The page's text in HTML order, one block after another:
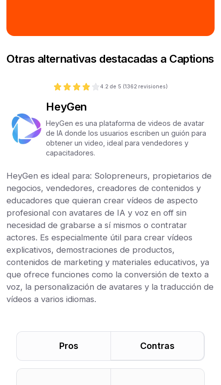
Otras alternativas destacadas a Captions
4.2 de 5 (1362 revisiones)
HeyGen
HeyGen es una plataforma de videos de avatar
de IA donde los usuarios escriben un guión para
obtener un video, ideal para vendedores y
capacitadores.
HeyGen es ideal para: Solopreneurs, propietarios de
negocios, vendedores, creadores de contenidos y
educadores que quieran crear vídeos de aspecto
profesional con avatares de IA y voz en off sin
necesidad de grabarse a sí mismos o contratar
actores. Es especialmente útil para crear vídeos
explicativos, demostraciones de productos,
contenidos de marketing y materiales educativos, ya
que ofrece funciones como la conversión de texto a
voz, la personalización de avatares y la traducción de
vídeos a varios idiomas.
Pros Contras